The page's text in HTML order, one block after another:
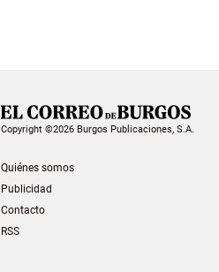
Copyright ©2026 Burgos Publicaciones, S.A.
Quiénes somos
Publicidad
Contacto
RSS